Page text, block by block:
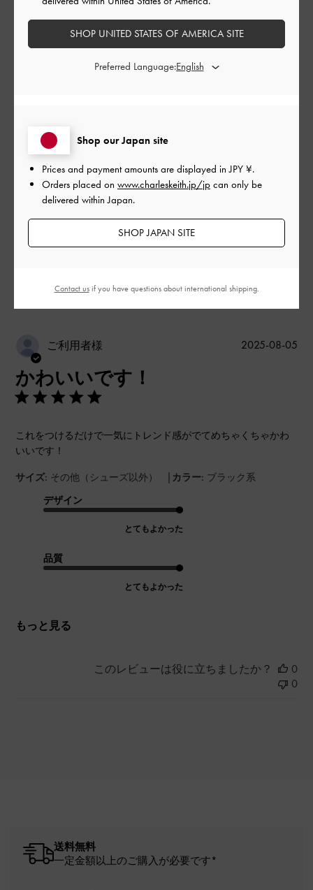
レビューを書く
とてもよかった
もっと見る
並べ替え
ご利用者様
かわいいです！
これをつけるだけで一気にトレンド感がでてめちゃくちゃかわ
いいです！
サイズ: その他（シューズ以外） | カラー: ブラック系
デザイン
とてもよかった
品質
とてもよかった
もっと見る
公
2025-08-05
このレビューは役に立ちましたか？
0
0
送料無料
一定金額以上のご購入が必要です*
Shop our Japan site
Prices and payment amounts are displayed inJPY ¥.
Orders placed on www.charleskeith.jp/jp can only be
delivered within Japan.
SHOP JAPAN SITE
SHOP UNITED STATES OF AMERICA SITE
Preferred Language:
Contact usif you have questions about international shipping.